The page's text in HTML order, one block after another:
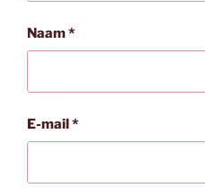
Naam*
E-mail*